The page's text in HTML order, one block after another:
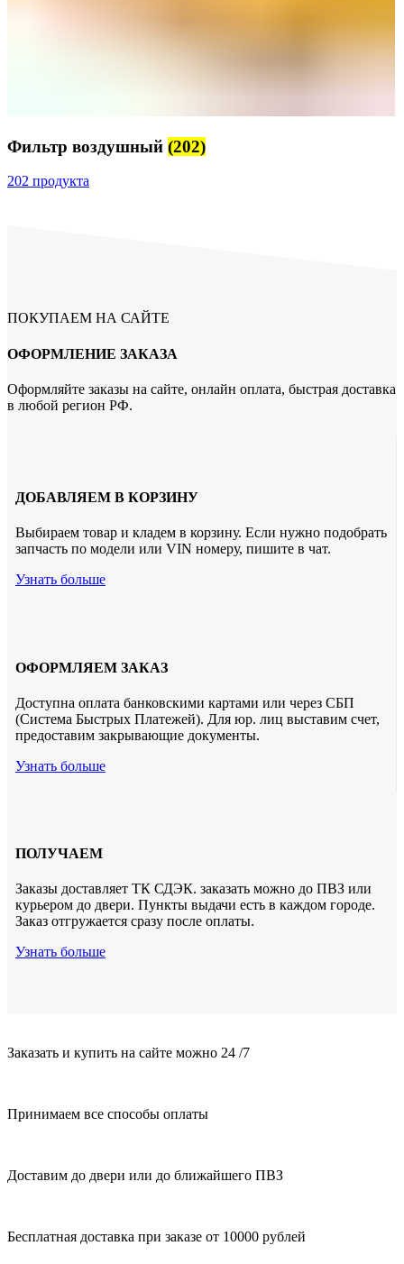
Фильтр воздушный (202)
202 продукта
ПОКУПАЕМ НА САЙТЕ
ОФОРМЛЕНИЕ ЗАКАЗА
Оформляйте заказы на сайте, онлайн оплата, быстрая доставка
в любой регион РФ.
ДОБАВЛЯЕМ В КОРЗИНУ
Выбираем товар и кладем в корзину. Если нужно подобрать
запчасть по модели или VIN номеру, пишите в чат.
Узнать больше
ОФОРМЛЯЕМ ЗАКАЗ
Доступна оплата банковскими картами или через СБП
(Система Быстрых Платежей). Для юр. лиц выставим счет,
предоставим закрывающие документы.
Узнать больше
ПОЛУЧАЕМ
Заказы доставляет ТК СДЭК. заказать можно до ПВЗ или
курьером до двери. Пункты выдачи есть в каждом городе.
Заказ отгружается сразу после оплаты.
Узнать больше
Заказать и купить на сайте можно 24 /7
Принимаем все способы оплаты
Доставим до двери или до ближайшего ПВЗ
Бесплатная доставка при заказе от 10000 рублей